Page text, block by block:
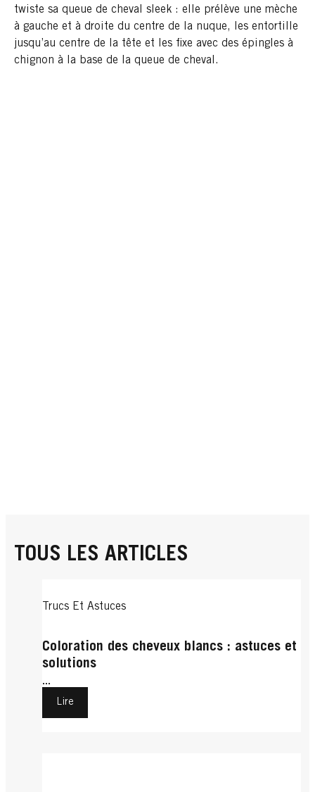
twiste sa queue de cheval sleek : elle prélève une mèche
à gauche et à droite du centre de la nuque, les entortille
jusqu’au centre de la tête et les fixe avec des épingles à
chignon à la base de la queue de cheval.
TOUS LES ARTICLES
Trucs Et Astuces
Coloration des cheveux blancs : astuces et
solutions
...
Lire